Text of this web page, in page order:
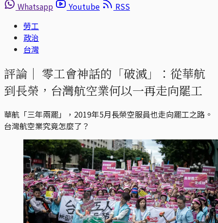
Whatsapp
Youtube
RSS
勞工
政治
台灣
評論｜ 零工會神話的「破滅」：從華航
到長榮，台灣航空業何以一再走向罷工
華航「三年兩罷」，2019年5月長榮空服員也走向罷工之路。
台灣航空業究竟怎麼了？